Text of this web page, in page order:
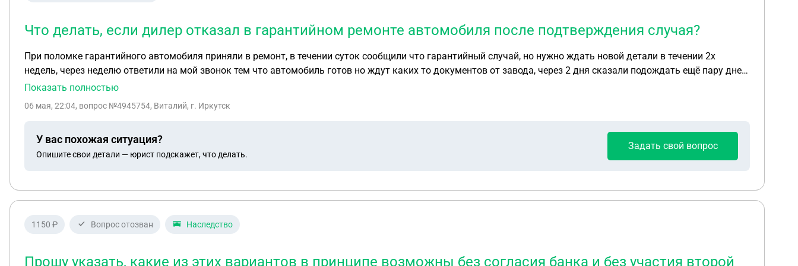
Что делать, если дилер отказал в гарантийном ремонте автомобиля после подтверждения случая?
При поломке гарантийного автомобиля приняли в ремонт, в течении суток сообщили что гарантийный случай, но нужно ждать новой детали в течении 2х
недель, через неделю ответили на мой звонок тем что автомобиль готов но ждут каких то документов от завода, через 2 дня сказали подождать ещё пару дней,
ещё через 2 дня предложили приехать за подменным автомобилем потому что у них вышел спор по гарантии, приехав мне отказали в подменным автомобиле,
Показать полностью
06 мая, 22:04, вопрос №4945754, Виталий, г. Иркутск
У вас похожая ситуация?
Опишите свои детали — юрист подскажет, что делать.
Задать свой вопрос
1150 ₽ Вопрос отозван Наследство
Прошу указать, какие из этих вариантов в принципе возможны без согласия банка и без участия второй